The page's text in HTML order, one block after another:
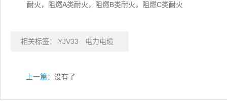
耐火，阻燃A类耐火，阻燃B类耐火，阻燃C类耐火
相关标签： YJV33 电力电缆
上一篇： 没有了